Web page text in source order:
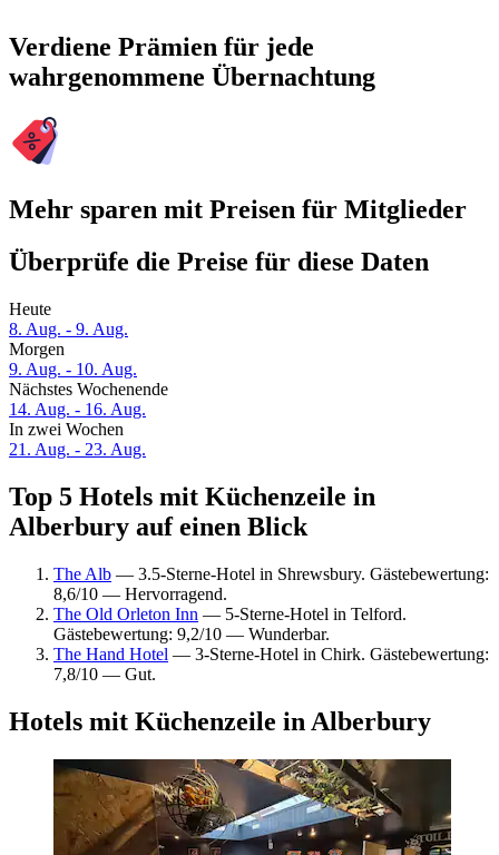
Verdiene Prämien für jede
wahrgenommene Übernachtung
Mehr sparen mit Preisen für Mitglieder
Überprüfe die Preise für diese Daten
Heute
8. Aug. - 9. Aug.
Morgen
9. Aug. - 10. Aug.
Nächstes Wochenende
14. Aug. - 16. Aug.
In zwei Wochen
21. Aug. - 23. Aug.
Top 5 Hotels mit Küchenzeile in
Alberbury auf einen Blick
The Alb — 3.5-Sterne-Hotel in Shrewsbury. Gästebewertung:
8,6/10 — Hervorragend.
The Old Orleton Inn — 5-Sterne-Hotel in Telford.
Gästebewertung: 9,2/10 — Wunderbar.
The Hand Hotel — 3-Sterne-Hotel in Chirk. Gästebewertung:
7,8/10 — Gut.
Hotels mit Küchenzeile in Alberbury